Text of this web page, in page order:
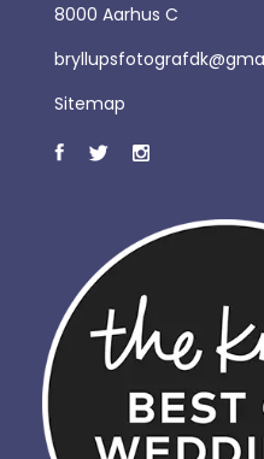
8000 Aarhus C
Sitemap